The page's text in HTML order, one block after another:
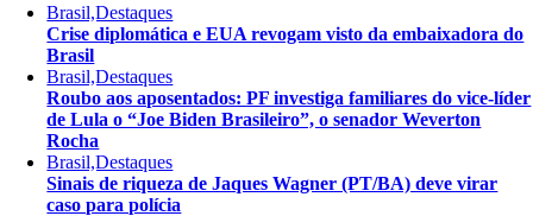
Brasil,Destaques
Crise diplomática e EUA revogam visto da embaixadora do
Brasil
Brasil,Destaques
Roubo aos aposentados: PF investiga familiares do vice-líder
de Lula o “Joe Biden Brasileiro”, o senador Weverton
Rocha
Brasil,Destaques
Sinais de riqueza de Jaques Wagner (PT/BA) deve virar
caso para polícia